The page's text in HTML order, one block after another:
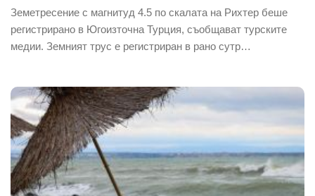
Земетресение с магнитуд 4.5 по скалата на Рихтер беше
регистрирано в Югоизточна Турция, съобщават турските
медии. Земният трус е регистриран в рано сутр…